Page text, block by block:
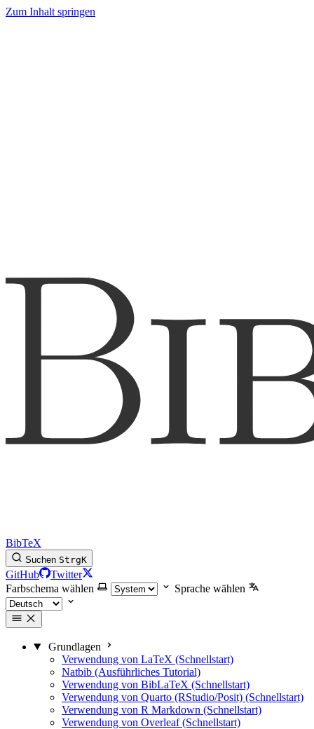
Zum Inhalt springen
BibTeX
Suchen StrgK
GitHub
Twitter
Farbschema wählen
Sprache wählen
Grundlagen
Verwendung von LaTeX (Schnellstart)
Natbib (Ausführliches Tutorial)
Verwendung von BibLaTeX (Schnellstart)
Verwendung von Quarto (RStudio/Posit) (Schnellstart)
Verwendung von R Markdown (Schnellstart)
Verwendung von Overleaf (Schnellstart)